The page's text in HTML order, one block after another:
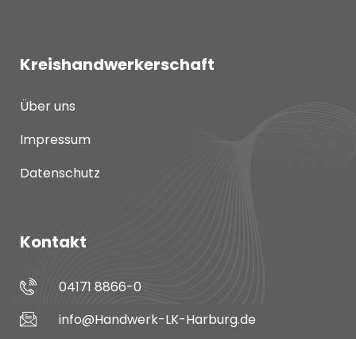
Kreishandwerkerschaft
Über uns
Impressum
Datenschutz
Kontakt
04171 8866-0
info@Handwerk-LK-Harburg.de